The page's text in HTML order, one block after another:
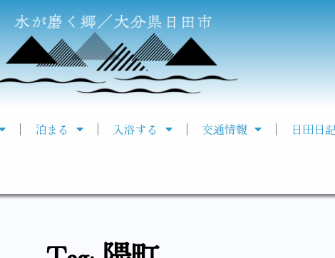
泊まる 入浴する 交通情報 日田日